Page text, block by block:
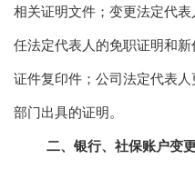
相关证明文件；变更法定代
任法定代表人的免职证明和
证件复印件；公司法定代表
部门出具的证明。
二、银行、社保账户变